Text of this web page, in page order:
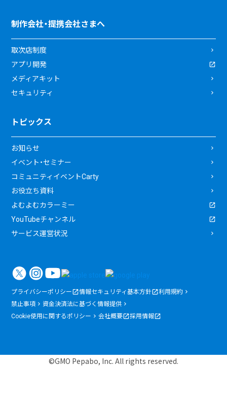
制作会社・提携会社さまへ
取次店制度
アプリ開発
メディアキット
セキュリティ
トピックス
お知らせ
イベント・セミナー
コミュニティイベントCarty
お役立ち資料
よむよむカラーミー
YouTubeチャンネル
サービス運営状況
プライバシーポリシー 情報セキュリティ基本方針
利用規約
禁止事項
資金決済法に基づく情報提供
Cookie使用に関するポリシー
会社概要 採用情報
©GMO Pepabo, Inc. All rights reserved.